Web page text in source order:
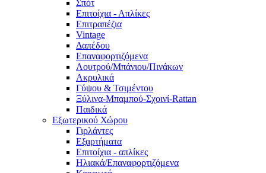
Σπότ
Επιτοίχια - Απλίκες
Επιτραπέζια
Vintage
Δαπέδου
Επαναφορτιζόμενα
Λουτρού/Μπάνιου/Πινάκων
Ακρυλικά
Γύψου & Τσιμέντου
Ξύλινα-Μπαμπού-Σχοινί-Rattan
Παιδικά
Εξωτερικού Χώρου
Γιρλάντες
Εξαρτήματα
Επιτοίχια - απλίκες
Ηλιακά/Επαναφορτιζόμενα